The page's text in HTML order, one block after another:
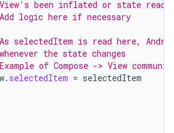
been inflated or state read
logic here if necessary
selectedItem is read here,
the state changes
of Compose -> View
. selectedItem = selectedItem